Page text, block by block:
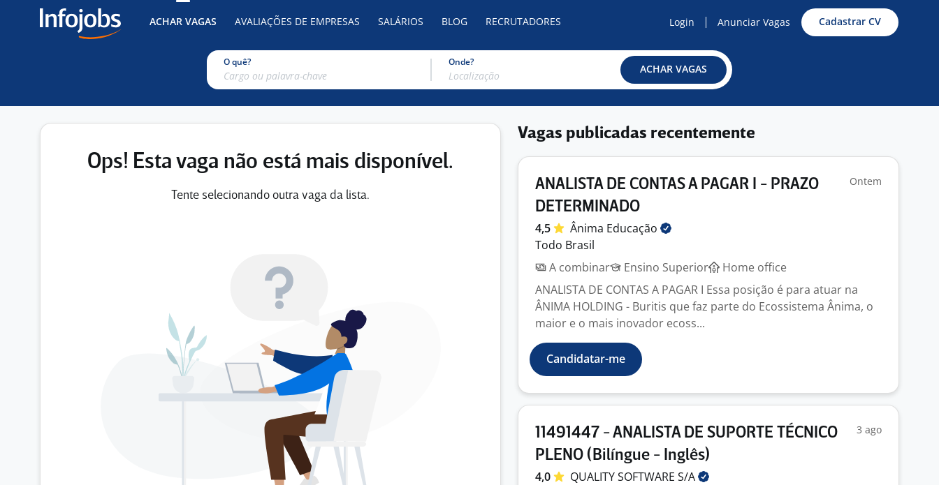
ACHAR VAGAS AVALIAÇÕES DE EMPRESAS SALÁRIOS BLOG RECRUTADORES Login Anunciar Vagas Cadastrar CV
O quê? Onde?
ACHAR VAGAS
Ops! Esta vaga não está mais disponível.
Tente selecionando outra vaga da lista.
Vagas publicadas recentemente
ANALISTA DE CONTAS A PAGAR I - PRAZO
DETERMINADO
Ontem
4,5 Ânima Educação
Todo Brasil
A combinar
Ensino Superior
Home office
ANALISTA DE CONTAS A PAGAR I Essa posição é para atuar na
ÂNIMA HOLDING - Buritis que faz parte do Ecossistema Ânima, o
maior e o mais inovador ecoss...
Candidatar-me
11491447 - ANALISTA DE SUPORTE TÉCNICO
PLENO (Bilíngue - Inglês)
3 ago
4,0 QUALITY SOFTWARE S/A